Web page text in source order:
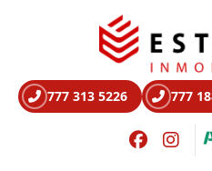
777 313 5226 777